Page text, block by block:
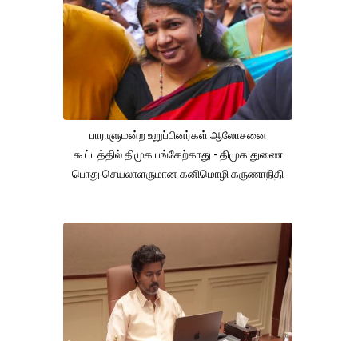
பாராளுமன்ற உறுப்பினர்கள் ஆலோசனை
கூட்டத்தில் திமுக பங்கேற்காது - திமுக துணை
பொது செயலாளருமான கனிமொழி கருணாநிதி